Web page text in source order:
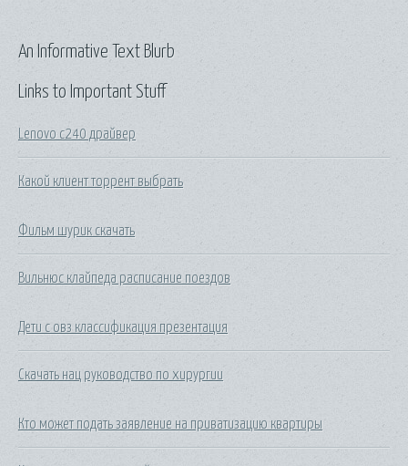
Links to Important Stuff
Lenovo c240 драйвер
Какой клиент торрент выбрать
Фильм шурик скачать
Вильнюс клайпеда расписание поездов
Дети с овз классификация презентация
Скачать нац руководство по хирургии
Кто может подать заявление на приватизацию квартиры
An Informative Text Blurb